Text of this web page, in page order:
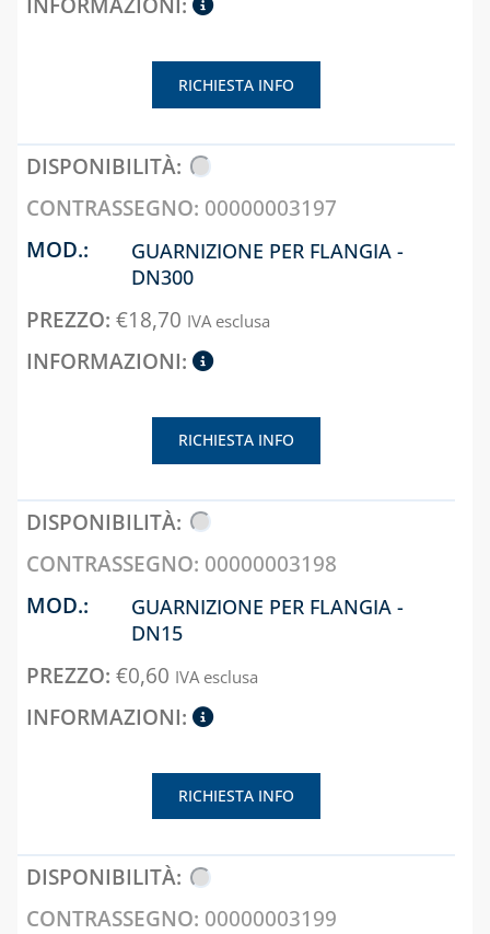
RICHIESTA INFO
00000003197
GUARNIZIONE PER FLANGIA -
DN300
€18,70 IVA esclusa
RICHIESTA INFO
00000003198
GUARNIZIONE PER FLANGIA -
DN15
€0,60 IVA esclusa
RICHIESTA INFO
00000003199